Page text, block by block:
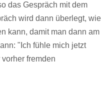
das Gespräch mit dem
wird dann überlegt, wie
kann, damit man dann am
"Ich fühle mich jetzt
fremden